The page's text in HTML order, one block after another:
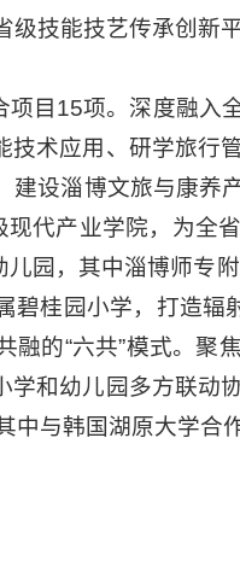
技能技艺传承创新
目15项。深度融入
术应用、研学旅行
设淄博文旅与康养
代产业学院，为全
园，其中淄博师专附
桂园小学，打造
的“六共”模式。聚
和幼儿园多方联动
与韩国湖原大学合